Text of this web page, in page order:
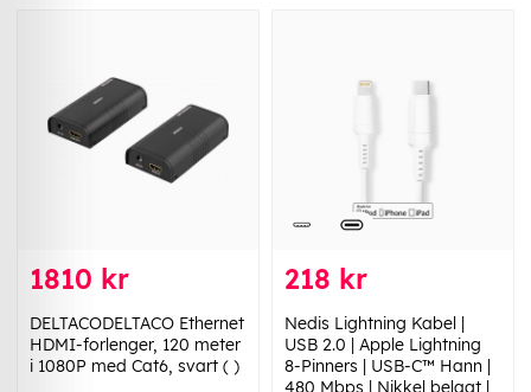
1810 kr
DELTACODELTACO Ethernet
HDMI-forlenger, 120 meter
i 1080P med Cat6, svart ( )
218 kr
Nedis Lightning Kabel |
USB 2.0 | Apple Lightning
8-Pinners | USB-C™ Hann |
480 Mbps | Nikkel belagt |